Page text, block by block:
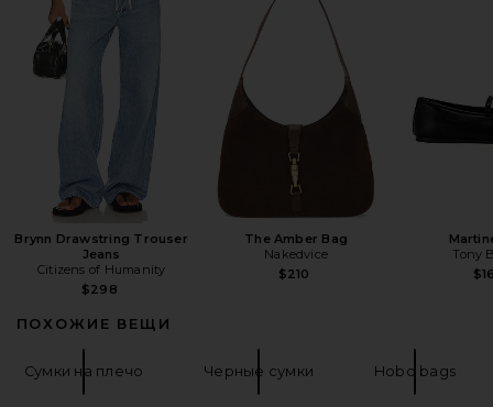
Brynn Drawstring Trouser
Jeans
Citizens of Humanity
$298
The Amber Bag
Nakedvice
$210
Tony
ПОХОЖИЕ ВЕЩИ
Сумки на плечо Черные сумки Hobo bags